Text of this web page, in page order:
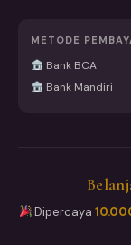
METODE
Bank BCA
Bank Mandiri
Dipercaya